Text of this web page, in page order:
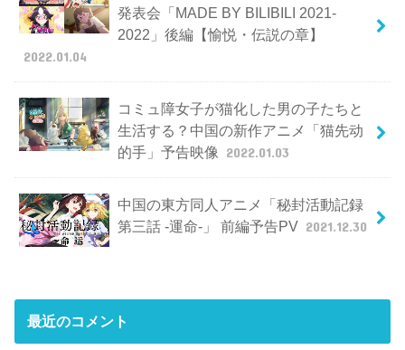
発表会「MADE BY BILIBILI 2021-
2022」後編【愉悦・伝説の章】
2022.01.04
コミュ障女子が猫化した男の子たちと
生活する？中国の新作アニメ「猫先动
的手」予告映像
2022.01.03
中国の東方同人アニメ「秘封活動記録
第三話 -運命-」 前編予告PV 2021.12.30
最近のコメント